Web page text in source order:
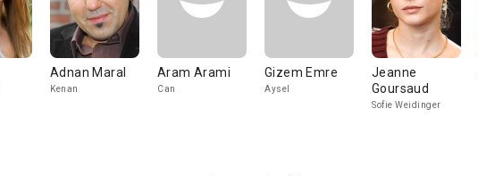
Adnan Maral
Kenan
Aram Arami
Can
Gizem Emre
Aysel
Jeanne
Goursaud
Sofie Weidinger